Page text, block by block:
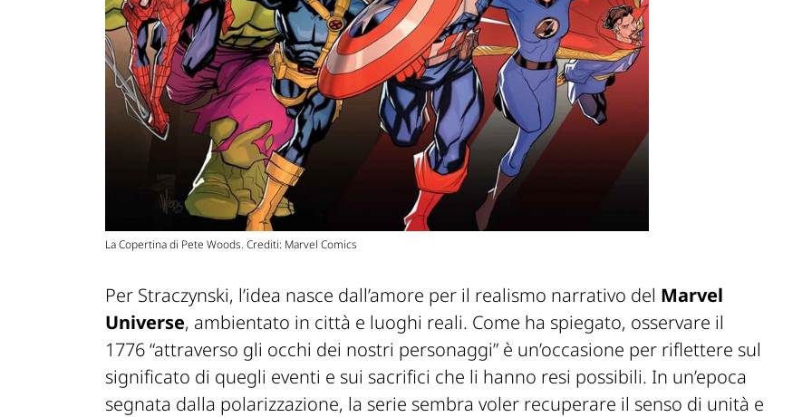
La Copertina di Pete Woods. Crediti: Marvel Comics
Per Straczynski, l’idea nasce dall’amore per il realismo narrativo del Marvel
Universe, ambientato in città e luoghi reali. Come ha spiegato, osservare il
1776 “attraverso gli occhi dei nostri personaggi” è un’occasione per riflettere sul
significato di quegli eventi e sui sacrifici che li hanno resi possibili. In un’epoca
segnata dalla polarizzazione, la serie sembra voler recuperare il senso di unità e